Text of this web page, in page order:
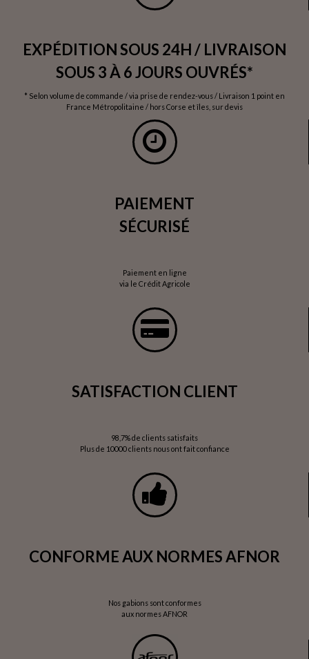
EXPÉDITION SOUS 24H / LIVRAISON
SOUS 3 À 6 JOURS OUVRÉS*
* Selon volume de commande / via prise de rendez-vous / Livraison 1 point en
France Métropolitaine / hors Corse et îles, sur devis
PAIEMENT
SÉCURISÉ
Paiement en ligne
via le Crédit Agricole
SATISFACTION CLIENT
98,7% de clients satisfaits
Plus de 10000 clients nous ont fait confiance
CONFORME AUX NORMES AFNOR
Nos gabions sont conformes
aux normes AFNOR